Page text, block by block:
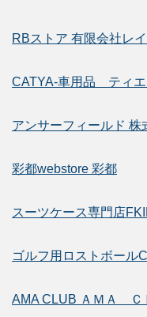
RBストア 有限会社レ
CATYA-車用品 ティエ
アンサーフィールド 株
彩都webstore 彩都
スーツケース専門店
ゴルフ用ロストボール
AMA CLUB ＡＭＡ Ｃ